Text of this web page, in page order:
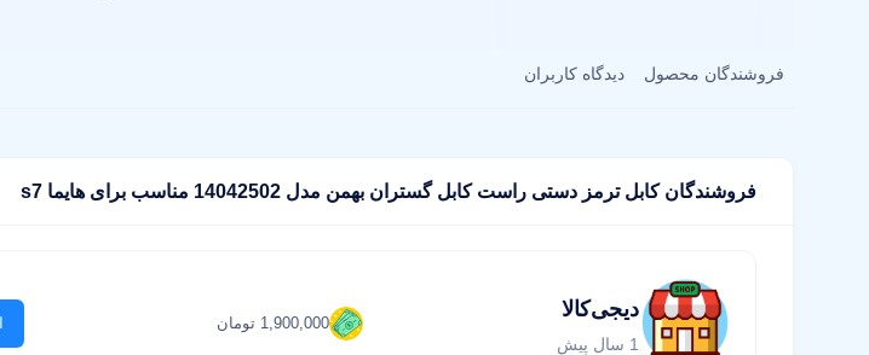
فروشندگان محصول دیدگاه کاربران
فروشندگان کابل ترمز دستی راست کابل گستران بهمن مدل 14042502 مناسب برای هایما s7
دیجی‌کالا
1 سال پیش
1,900,000 تومان